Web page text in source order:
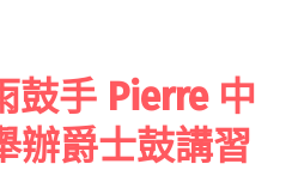
鼓手 Pierre 中
辦爵士鼓講習